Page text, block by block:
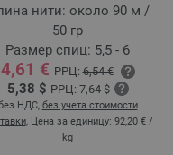
нити: около 90 м /
50 гр
Размер спиц: 5,5 - 6
4,61 € РРЦ:6,54 €
5,38 $ РРЦ:7,64 $
НДС, без учета стоимости
, Цена за единицу: 92,20 € /
kg